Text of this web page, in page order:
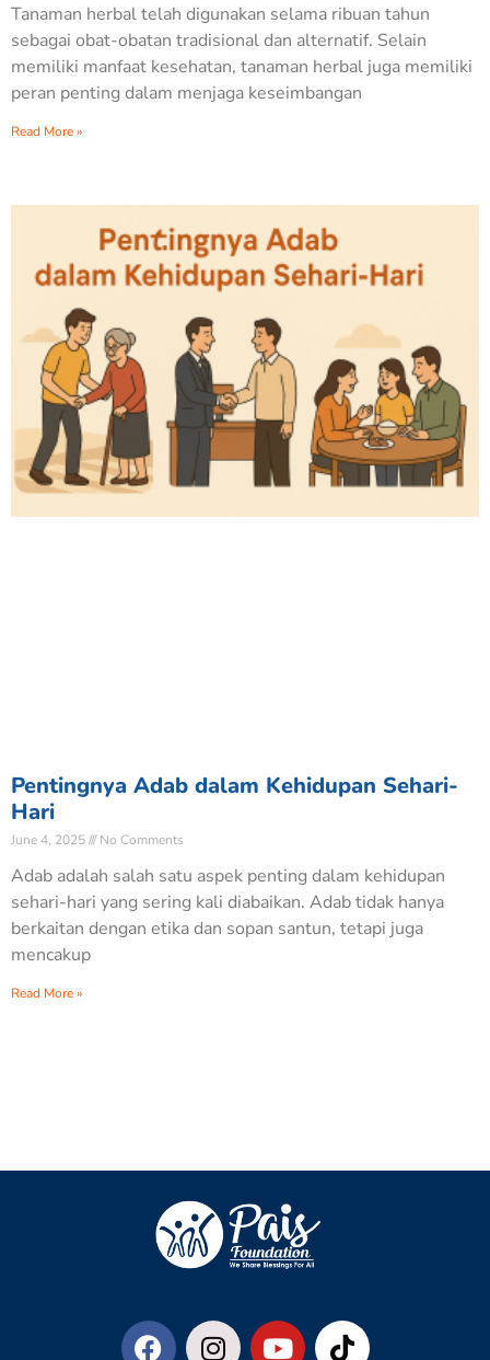
Tanaman herbal telah digunakan selama ribuan tahun
sebagai obat-obatan tradisional dan alternatif. Selain
memiliki manfaat kesehatan, tanaman herbal juga memiliki
peran penting dalam menjaga keseimbangan
Read More »
Pentingnya Adab dalam Kehidupan Sehari-
Hari
June 4, 2025 No Comments
Adab adalah salah satu aspek penting dalam kehidupan
sehari-hari yang sering kali diabaikan. Adab tidak hanya
berkaitan dengan etika dan sopan santun, tetapi juga
mencakup
Read More »